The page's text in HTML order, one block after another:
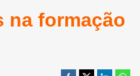
na formação